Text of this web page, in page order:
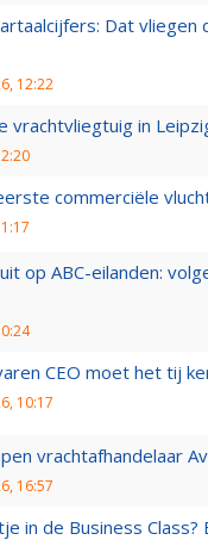
Dat
12:22
vrachtvliegtuig in
commerciële
op ABC-eilanden:
CEO moet het tij
10:17
vrachtafhandelaar
16:57
in de Business